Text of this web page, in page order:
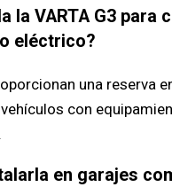
la VARTA G3 para
eléctrico?
una reserva
con
en garajes